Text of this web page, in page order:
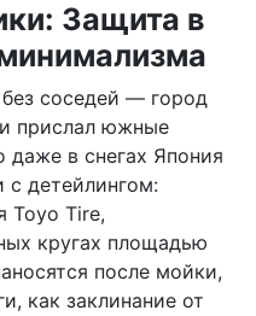
Защита в
соседей — город
прислал южные
даже в снегах Япония
с детейлингом:
Toyo Tire,
кругах площадью
после мойки,
как заклинание от